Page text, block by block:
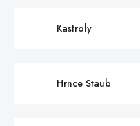
Kastroly
Hrnce Staub